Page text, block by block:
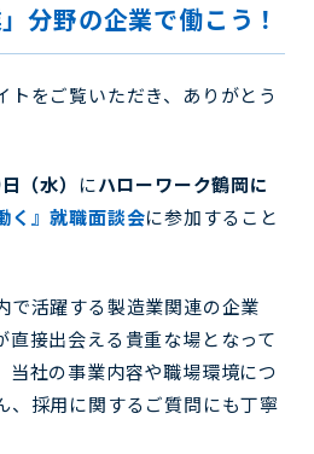
分野の企業で働こう！
トをご覧いただき、ありがとう
（水） にハローワーク鶴岡に
く』就職面談会に参加すること
で活躍する製造業関連の企業
直接出会える貴重な場となって
当社の事業内容や職場環境につ
、採用に関するご質問にも丁寧